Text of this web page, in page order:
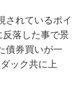
されているポイ
落した事で景
債券買いが一
ック共に上